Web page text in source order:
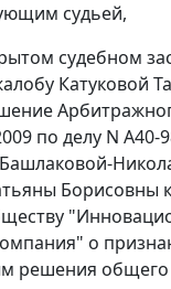
судьей,
судебном
Катуковой
по делу N А40-
Борисовны
о
решения